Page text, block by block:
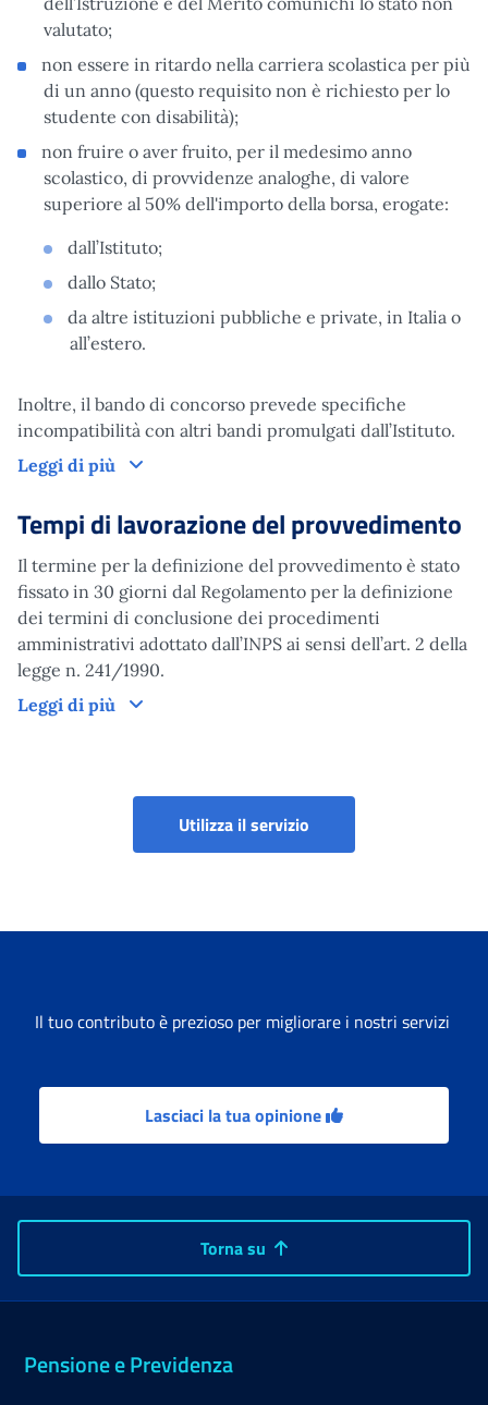
valutato;
non essere in ritardo nella carriera scolastica per più
di un anno (questo requisito non è richiesto per lo
studente con disabilità);
non fruire o aver fruito, per il medesimo anno
scolastico, di provvidenze analoghe, di valore
superiore al 50% dell'importo della borsa, erogate:
dall’Istituto;
dallo Stato;
da altre istituzioni pubbliche e private, in Italia o
all’estero.
Inoltre, il bando di concorso prevede specifiche
incompatibilità con altri bandi promulgati dall’Istituto.
Leggi di più
Domanda
Tempi di lavorazione del provvedimento
Il termine per la definizione del provvedimento è stato
fissato in 30 giorni dal Regolamento per la definizione
dei termini di conclusione dei procedimenti
amministrativi adottato dall’INPS ai sensi dell’art. 2 della
legge n. 241/1990.
Leggi di più
Tempi di lavorazione del provvedimento
Utilizza il servizio
Il tuo contributo è prezioso per migliorare i nostri servizi
Lasciaci la tua opinione
Torna su
Pensione e Previdenza